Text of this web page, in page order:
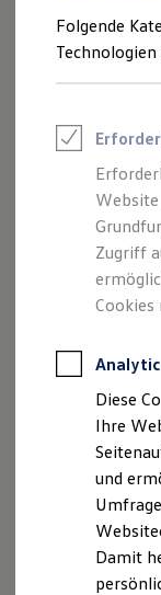
Leasing
Anpfiff
ID.
ID.
Weitere
R-
R-
Jetzt Unisex
Folgende
Zugriff
Diese
Ihre
und
Damit